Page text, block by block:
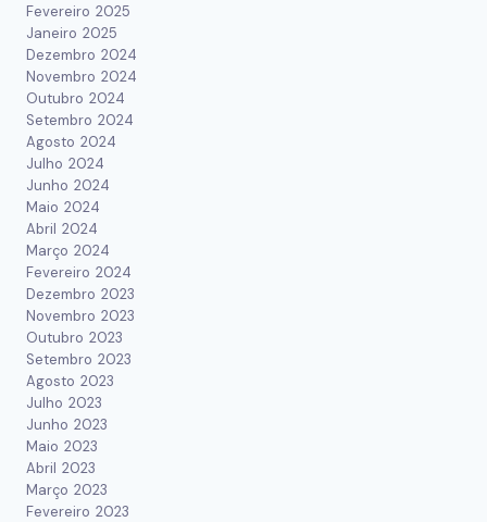
Fevereiro 2025
Janeiro 2025
Dezembro 2024
Novembro 2024
Outubro 2024
Setembro 2024
Agosto 2024
Julho 2024
Junho 2024
Maio 2024
Abril 2024
Março 2024
Fevereiro 2024
Dezembro 2023
Novembro 2023
Outubro 2023
Setembro 2023
Agosto 2023
Julho 2023
Junho 2023
Maio 2023
Abril 2023
Março 2023
Fevereiro 2023